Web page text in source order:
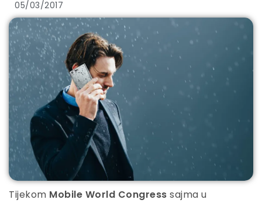
05/03/2017
Tijekom Mobile World Congress sajma u